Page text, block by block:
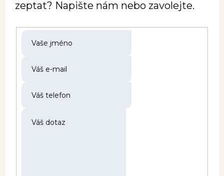
zeptat? Napište nám nebo zavolejte.